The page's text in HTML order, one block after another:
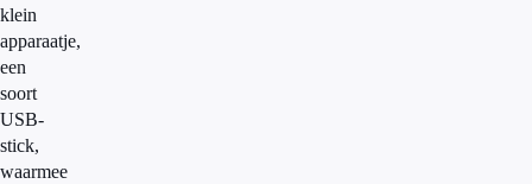
klein
apparaatje,
een
soort
USB-
stick,
waarmee